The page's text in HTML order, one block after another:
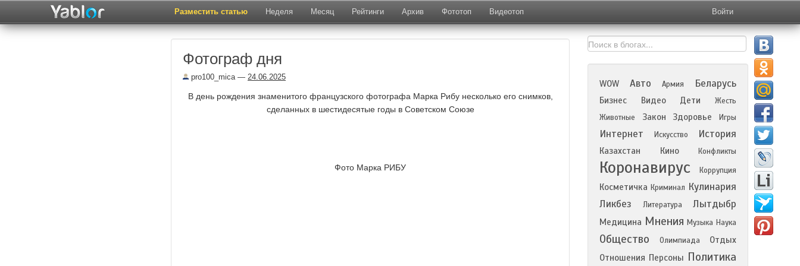
Разместить статью Неделя Месяц Рейтинги Архив Фототоп Видеотоп Войти
Фотограф дня
pro100_mica— 24.06.2025
В день рождения знаменитого французского фотографа Марка Рибу несколько его снимков,
сделанных в шестидесятые годы в Советском Союзе
Фото Марка РИБУ
WOW Авто Армия Беларусь
Бизнес Видео Дети
Жесть
Животные
Закон Здоровье Игры
Интернет Искусство История
Казахстан Кино Конфликты
Коронавирус Коррупция
Косметичка Криминал Кулинария
Ликбез
Литература Лытдыбр
Медицина Мнения Музыка Наука
Общество Олимпиада
Отдых
Отношения Персоны Политика